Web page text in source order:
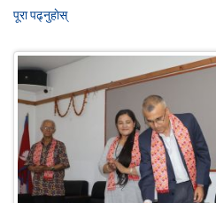
पूरा पढ्नुहाेस्